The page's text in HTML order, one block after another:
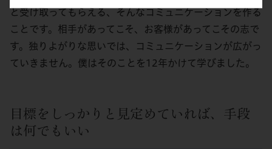
と受け取ってもらえる、そんなコミュニケーションを作る
ことです。相手があってこそ、お客様があってこその志で
す。独りよがりな思いでは、コミュニケーションが広がっ
ていきません。僕はそのことを12年かけて学びました。
目標をしっかりと見定めていれば、手段
は何でもいい